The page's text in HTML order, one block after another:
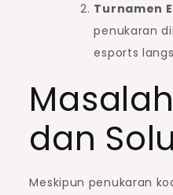
Turnamen
penukaran
esports
dan
Meskipun penukaran